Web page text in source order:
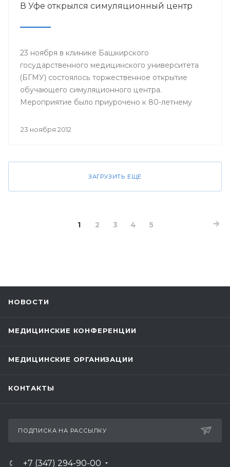
В Уфе открылся симуляционный центр
23 ноября в клинике Башкирского
государственного медицинского университета
(БГМУ) состоялось торжественное открытие
обучающего симуляционного центра.
Мероприятие было приурочено к 80-летнему
23 ноября 2012
ЗАГРУЗИТЬ ЕЩЕ
1 2 3 4 5
НОВОСТИ
МЕДИЦИНСКИЕ КОНФЕРЕНЦИИ
МЕДИЦИНСКИЕ ОРГАНИЗАЦИИ
КОНТАКТЫ
ПОДПИСКА НА РАССЫЛКУ
+7 (347) 294-90-00